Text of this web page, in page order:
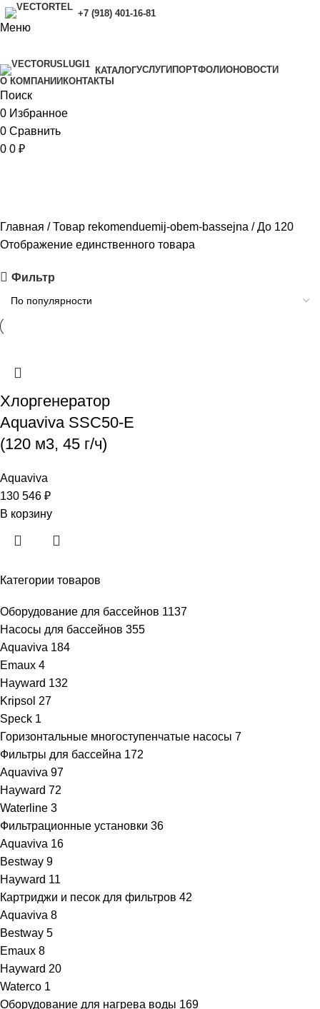
+7 (918) 401-16-81
Меню
КАТАЛОГУСЛУГИ ПОРТФОЛИОНОВОСТИ
O КОМПАНИИ КОНТАКТЫ
Поиск
0 Избранное
0 Сравнить
0 0 ₽
Категории товаров
Оборудование для бассейнов 1137
Насосы для бассейнов 355
Aquaviva 184
Emaux 4
Hayward 132
Kripsol 27
Speck 1
Горизонтальные многоступенчатые насосы 7
Фильтры для бассейна 172
Aquaviva 97
Hayward 72
Waterline 3
Фильтрационные установки 36
Aquaviva 16
Bestway 9
Hayward 11
Картриджи и песок для фильтров 42
Aquaviva 8
Bestway 5
Emaux 8
Hayward 20
Waterco 1
Оборудование для нагрева воды 169
Главная Товар rekomenduemij-obem-bassejna
До 120
Отображение единственного товара
Фильтр
Хлоргенератор
Aquaviva SSC50-E
(120 м3, 45 г/ч)
Aquaviva
130 546 ₽
В корзину